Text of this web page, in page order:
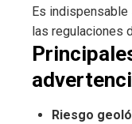
Es
las regulaciones
Riesgo